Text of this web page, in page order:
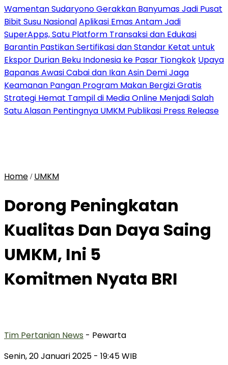
Wamentan Sudaryono Gerakkan Banyumas Jadi Pusat
Bibit Susu NasionalAplikasi Emas Antam Jadi
SuperApps, Satu Platform Transaksi dan Edukasi
Barantin Pastikan Sertifikasi dan Standar Ketat untuk
Ekspor Durian Beku Indonesia ke Pasar Tiongkok Upaya
Bapanas Awasi Cabai dan Ikan Asin Demi Jaga
Keamanan Pangan Program Makan Bergizi Gratis
Strategi Hemat Tampil di Media Online Menjadi Salah
Satu Alasan Pentingnya UMKM Publikasi Press Release
Home / UMKM
Dorong Peningkatan
Kualitas Dan Daya Saing
UMKM, Ini 5
Komitmen Nyata BRI
Tim Pertanian News - Pewarta
Senin, 20 Januari 2025 - 19:45 WIB